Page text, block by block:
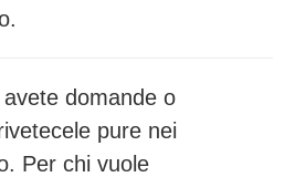
domande o
pure nei
Per chi vuole